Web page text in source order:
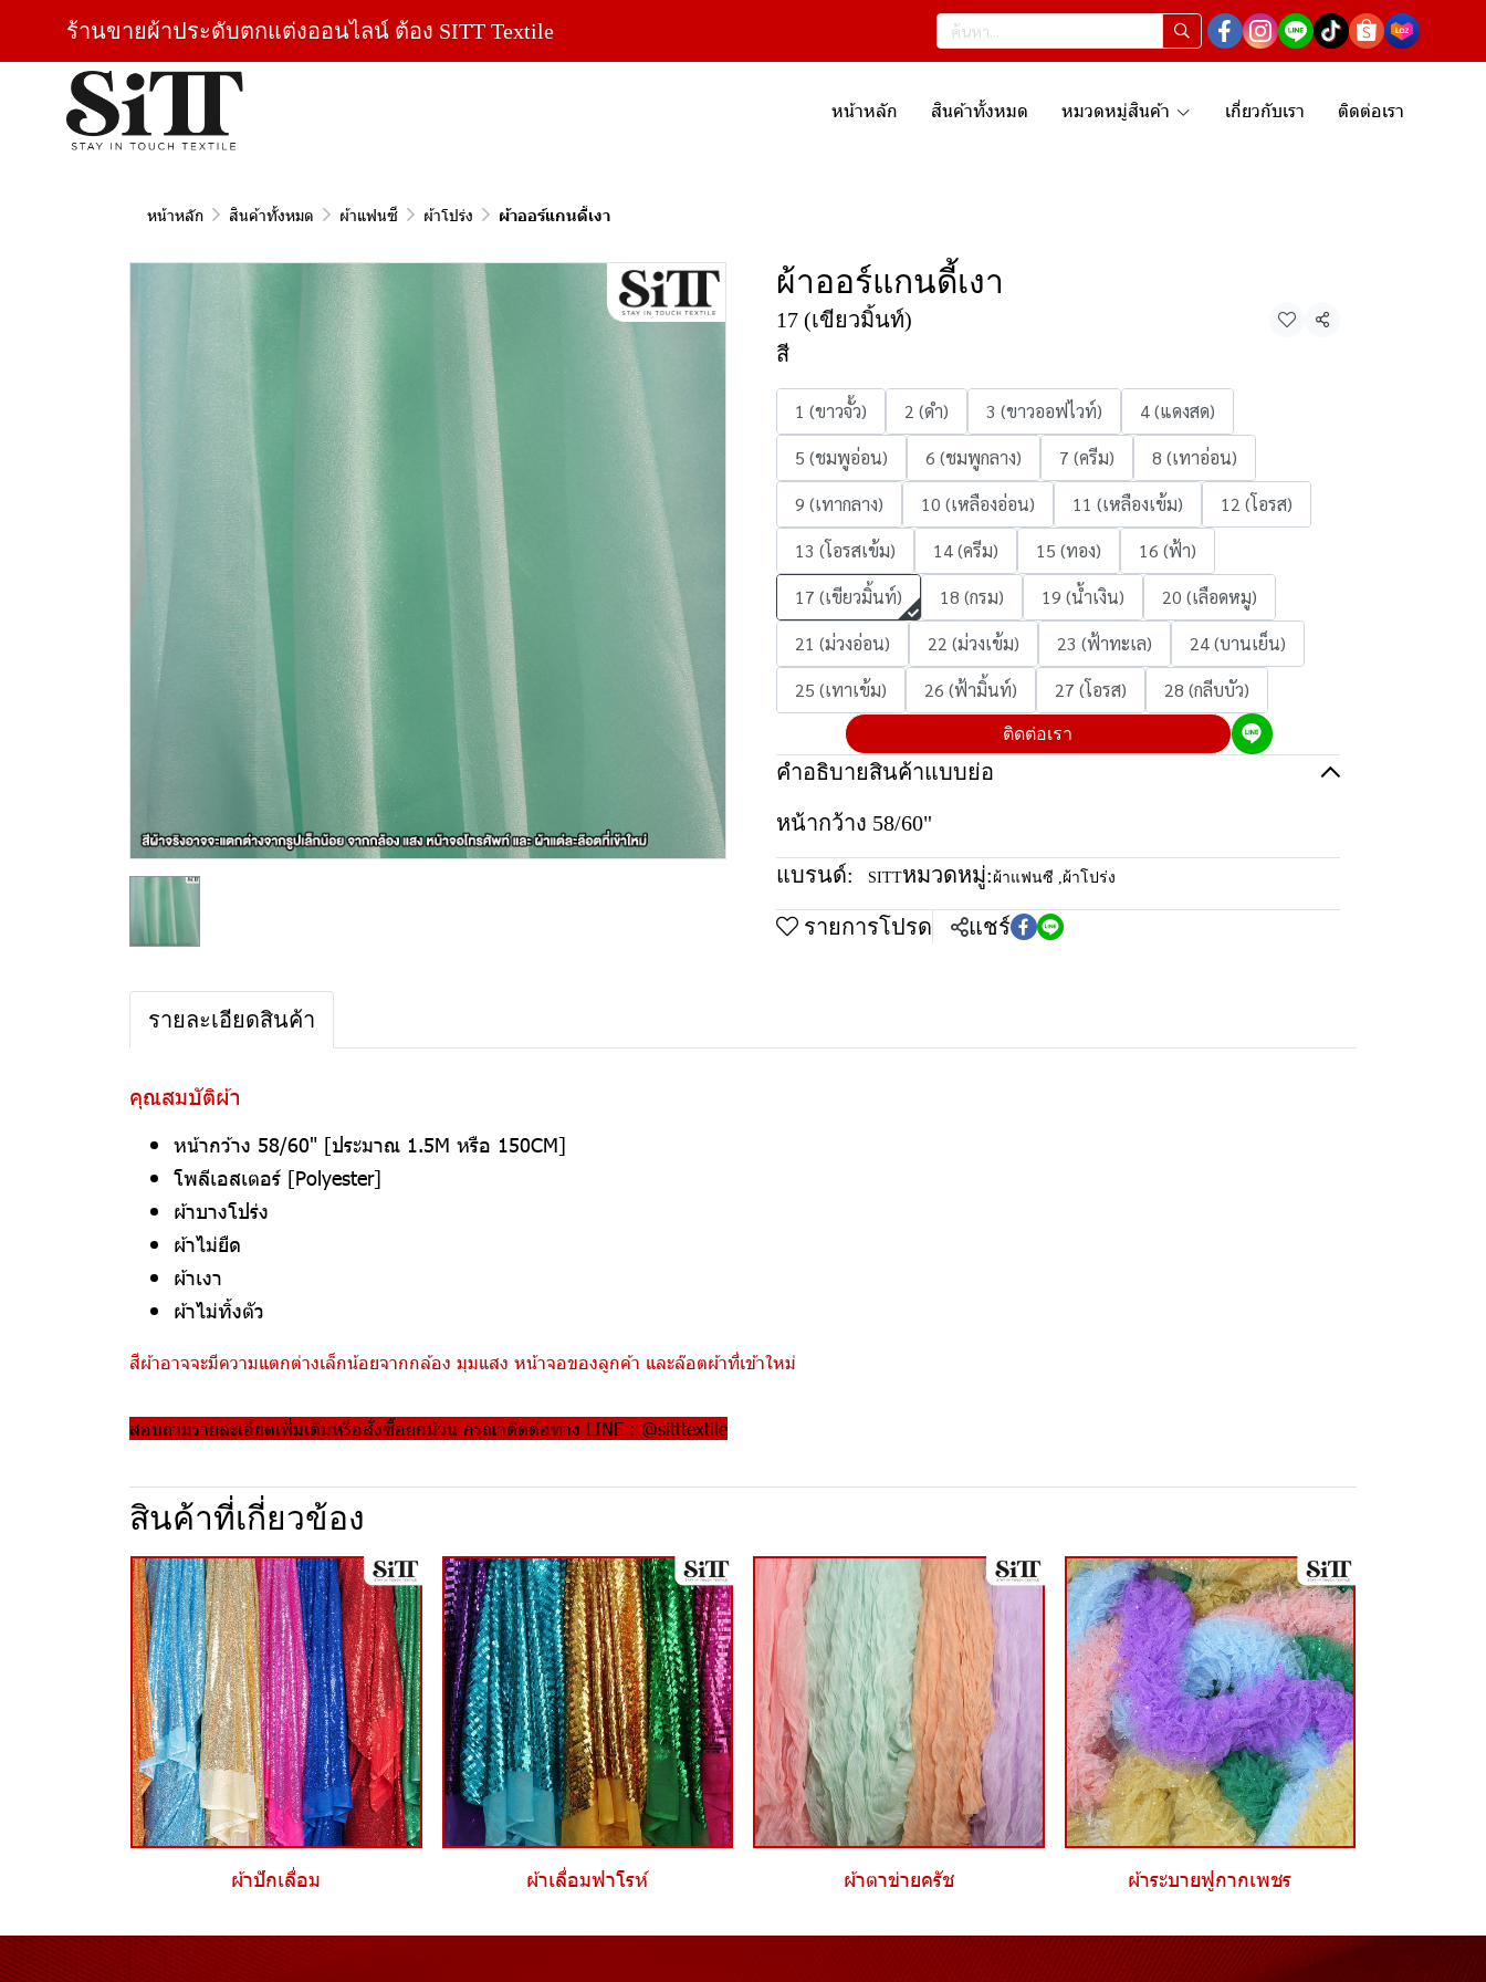
ร้านขายผ้าประดับตกแต่งออนไลน์ ต้อง SITT Textile
หน้าหลัก สินค้าทั้งหมด หมวดหมู่สินค้า เกี่ยวกับเรา ติดต่อเรา
หน้าหลัก สินค้าทั้งหมด ผ้าแฟนซี ผ้าโปร่ง ผ้าออร์แกนดี้เงา
ผ้าออร์แกนดี้เงา
17 (เขียวมิ้นท์) แชร์
สี
1 (ขาวจั้ว) 2 (ดำ) 3 (ขาวออฟไวท์)
4 (แดงสด)
5 (ชมพูอ่อน)
6 (ชมพูกลาง) 7 (ครีม)
8 (เทาอ่อน)
9 (เทากลาง)
10 (เหลืองอ่อน) 11 (เหลืองเข้ม)
12 (โอรส)
13 (โอรสเข้ม)
14 (ครีม) 15 (ทอง)
16 (ฟ้า)
17 (เขียวมิ้นท์)
18 (กรม) 19 (น้ำเงิน)
20 (เลือดหมู)
21 (ม่วงอ่อน)
22 (ม่วงเข้ม) 23 (ฟ้าทะเล)
24 (บานเย็น)
25 (เทาเข้ม)
26 (ฟ้ามิ้นท์) 27 (โอรส) 28 (กลีบบัว)
ติดต่อเรา
คำอธิบายสินค้าแบบย่อ
หน้ากว้าง 58/60"
แบรนด์: SITTหมวดหมู่: ผ้าแฟนซี ,ผ้าโปร่ง
รายการโปรด แชร์
รายละเอียดสินค้า
คุณสมบัติผ้า
หน้ากว้าง 58/60" [ประมาณ 1.5M หรือ 150CM]
โพลีเอสเตอร์ [Polyester]
ผ้าบางโปร่ง
ผ้าไม่ยืด
ผ้าเงา
ผ้าไม่ทิ้งตัว
สีผ้าอาจจะมีความแตกต่างเล็กน้อยจากกล้อง มุมแสง หน้าจอของลูกค้า และล๊อตผ้าที่เข้าใหม่
สอบถามรายละเอียดเพิ่มเติมหรือสั่งซื้อยกม้วน กรุณาติดต่อทาง LINE : @sitttextile
สินค้าที่เกี่ยวข้อง
ผ้าปักเลื่อม ผ้าเลื่อมฟาโรห์ ผ้าตาข่ายครัช ผ้าระบายฟูกากเพชร